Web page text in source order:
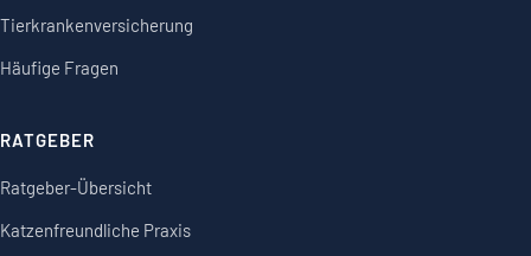
Tierkrankenversicherung
Häufige Fragen
RATGEBER
Ratgeber-Übersicht
Katzenfreundliche Praxis